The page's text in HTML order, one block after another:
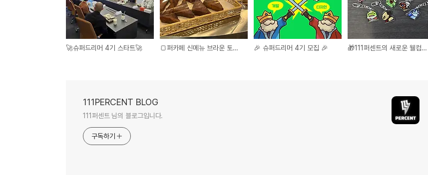
🚀슈퍼드리머 4기 스타트🚀 🍞퍼카페 신메뉴 브라운 토스트 출시🍞 🎉 슈퍼드리머 4기 모집 🎉 🎁111퍼센트의 새로운 웰컴키트를 소개합니다🎁
111PERCENT BLOG
111퍼센트 님의 블로그입니다.
구독하기